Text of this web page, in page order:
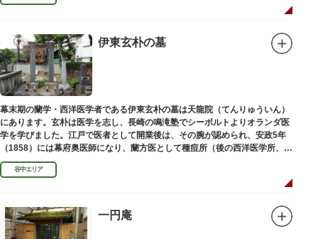
伊東玄朴の墓
幕末期の蘭学・西洋医学者である伊東玄朴の墓は天龍院（てんりゅういん）
にあります。玄朴は医学を志し、長崎の鳴滝塾でシーボルトよりオランダ医
学を学びました。江戸で医者として開業後は、その腕が認められ、安政5年
（1858）には幕府奥医師になり、蘭方医として種痘所（後の西洋医学所、現
東京大学医学部）の開設などに尽力し、明治4年（1871）72歳で没しまし
た。谷中エリア
一円庵